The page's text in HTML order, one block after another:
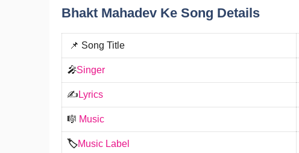
Bhakt Mahadev Ke Song Details
📌 Song Title
🎤Singer
✍️ Lyrics
🎼 Music
🏷️Music Label